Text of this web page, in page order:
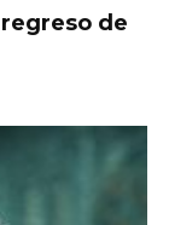
de